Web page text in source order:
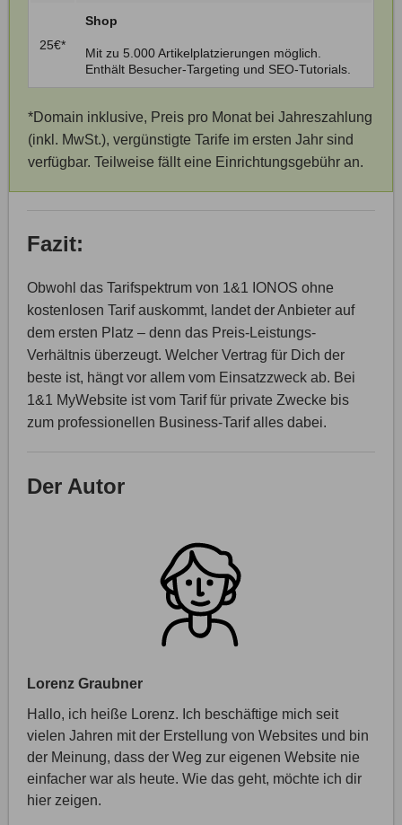
25€*
Shop
Mit zu 5.000 Artikelplatzierungen möglich.
Enthält Besucher-Targeting und SEO-Tutorials.
*Domain inklusive, Preis pro Monat bei Jahreszahlung
(inkl. MwSt.), vergünstigte Tarife im ersten Jahr sind
verfügbar. Teilweise fällt eine Einrichtungsgebühr an.
Fazit:
Obwohl das Tarifspektrum von 1&1 IONOS ohne
kostenlosen Tarif auskommt, landet der Anbieter auf
dem ersten Platz – denn das Preis-Leistungs-
Verhältnis überzeugt. Welcher Vertrag für Dich der
beste ist, hängt vor allem vom Einsatzzweck ab. Bei
1&1 MyWebsite ist vom Tarif für private Zwecke bis
zum professionellen Business-Tarif alles dabei.
Der Autor
Lorenz Graubner
Hallo, ich heiße Lorenz. Ich beschäftige mich seit
vielen Jahren mit der Erstellung von Websites und bin
der Meinung, dass der Weg zur eigenen Website nie
einfacher war als heute. Wie das geht, möchte ich dir
hier zeigen.